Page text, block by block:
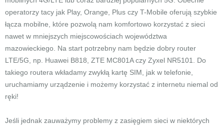
operatorzy tacy jak Play, Orange, Plus czy T-Mobile oferują szybkie
łącza mobilne, które pozwolą nam komfortowo korzystać z sieci
nawet w mniejszych miejscowościach województwa
mazowieckiego. Na start potrzebny nam będzie dobry router
LTE/5G, np. Huawei B818, ZTE MC801A czy Zyxel NR5101. Do
takiego routera wkładamy zwykłą kartę SIM, jak w telefonie,
uruchamiamy urządzenie i możemy korzystać z internetu niemal od
ręki!
Jeśli jednak zauważymy problemy z zasięgiem sieci w niektórych